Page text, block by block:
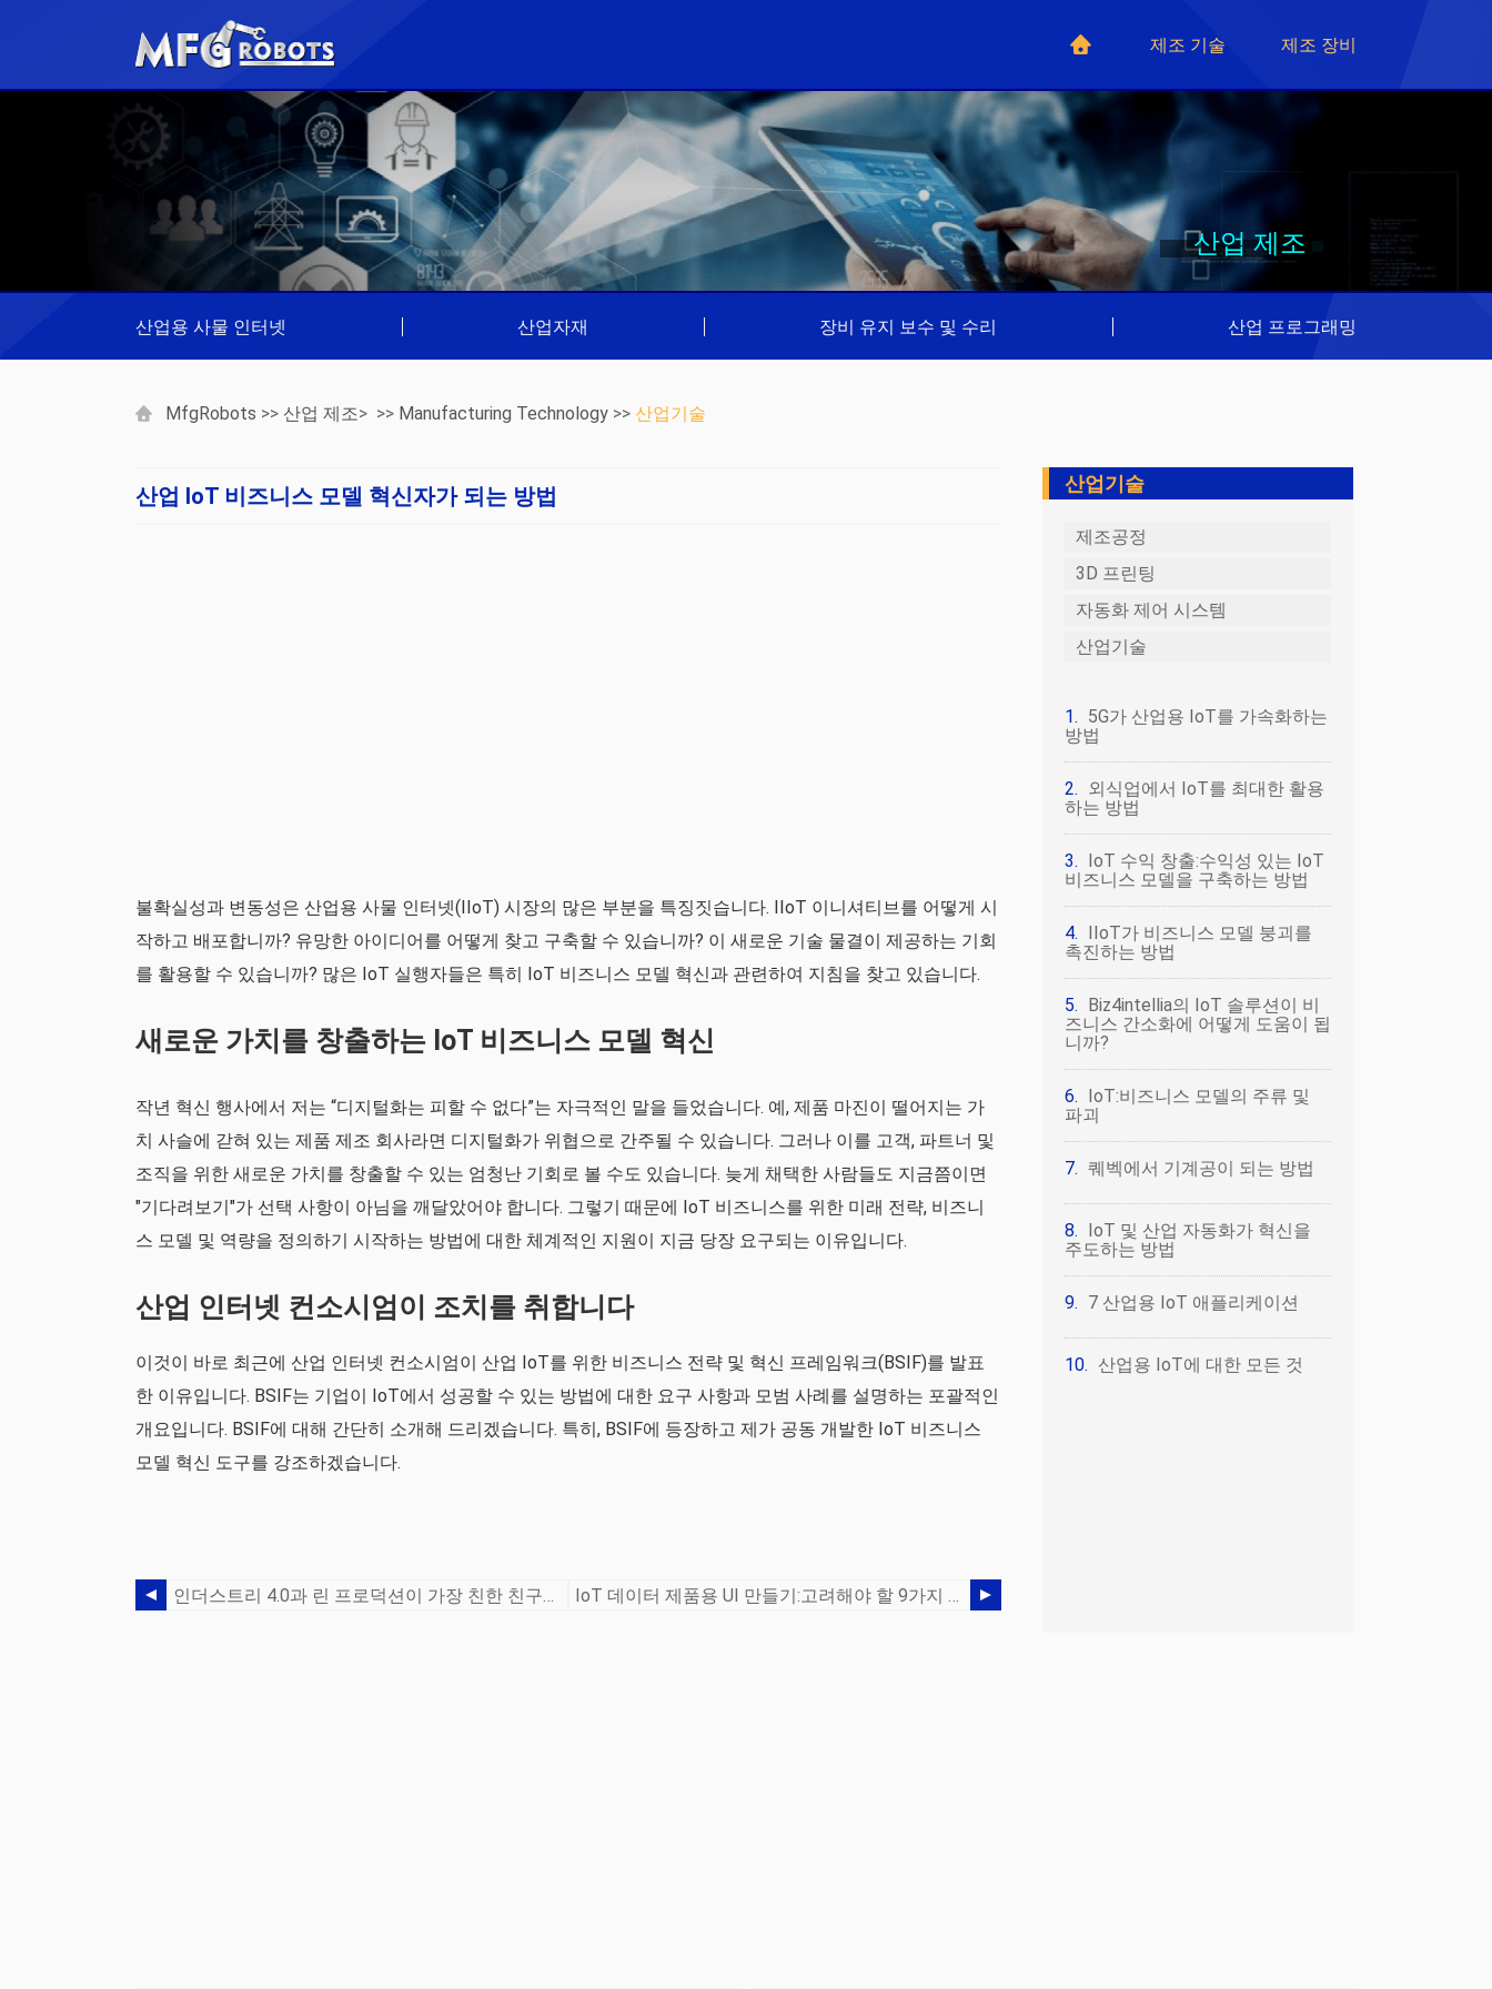
제조 기술 제조 장비
산업 제조
산업용 사물 인터넷 산업자재 장비 유지 보수 및 수리 산업 프로그래밍
MfgRobots >> 산업 제조> >> Manufacturing Technology >> 산업기술
산업 IoT 비즈니스 모델 혁신자가 되는 방법
불확실성과 변동성은 산업용 사물 인터넷(IIoT) 시장의 많은 부분을 특징짓습니다. IIoT 이니셔티브를 어떻게 시
작하고 배포합니까? 유망한 아이디어를 어떻게 찾고 구축할 수 있습니까? 이 새로운 기술 물결이 제공하는 기회
를 활용할 수 있습니까? 많은 IoT 실행자들은 특히 IoT 비즈니스 모델 혁신과 관련하여 지침을 찾고 있습니다.
새로운 가치를 창출하는 IoT 비즈니스 모델 혁신
작년 혁신 행사에서 저는 “디지털화는 피할 수 없다”는 자극적인 말을 들었습니다. 예, 제품 마진이 떨어지는 가
치 사슬에 갇혀 있는 제품 제조 회사라면 디지털화가 위협으로 간주될 수 있습니다. 그러나 이를 고객, 파트너 및
조직을 위한 새로운 가치를 창출할 수 있는 엄청난 기회로 볼 수도 있습니다. 늦게 채택한 사람들도 지금쯤이면
"기다려보기"가 선택 사항이 아님을 깨달았어야 합니다. 그렇기 때문에 IoT 비즈니스를 위한 미래 전략, 비즈니
스 모델 및 역량을 정의하기 시작하는 방법에 대한 체계적인 지원이 지금 당장 요구되는 이유입니다.
산업 인터넷 컨소시엄이 조치를 취합니다
이것이 바로 최근에 산업 인터넷 컨소시엄이 산업 IoT를 위한 비즈니스 전략 및 혁신 프레임워크(BSIF)를 발표
한 이유입니다. BSIF는 기업이 IoT에서 성공할 수 있는 방법에 대한 요구 사항과 모범 사례를 설명하는 포괄적인
개요입니다. BSIF에 대해 간단히 소개해 드리겠습니다. 특히, BSIF에 등장하고 제가 공동 개발한 IoT 비즈니스
모델 혁신 도구를 강조하겠습니다.
인더스트리 4.0과 린 프로덕션이 가장 친한 친구가 되는 방법 IoT 데이터 제품용 UI 만들기:고려해야 할 9가지 사항
산업기술
제조공정
3D 프린팅
자동화 제어 시스템
산업기술
5G가 산업용 IoT를 가속화하는
방법
외식업에서 IoT를 최대한 활용
하는 방법
IoT 수익 창출:수익성 있는 IoT
비즈니스 모델을 구축하는 방법
IIoT가 비즈니스 모델 붕괴를
촉진하는 방법
Biz4intellia의 IoT 솔루션이 비
즈니스 간소화에 어떻게 도움이 됩
니까?
IoT:비즈니스 모델의 주류 및
파괴
퀘벡에서 기계공이 되는 방법
IoT 및 산업 자동화가 혁신을
주도하는 방법
7 산업용 IoT 애플리케이션
산업용 IoT에 대한 모든 것